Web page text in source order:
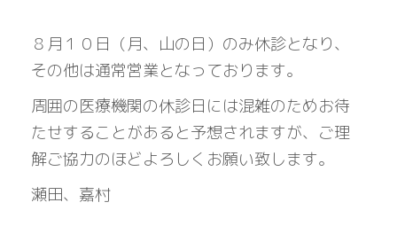
８月１０日（月、山の日）のみ休診となり、
その他は通常営業となっております。
周囲の医療機関の休診日には混雑のためお待
たせすることがあると予想されますが、ご理
解ご協力のほどよろしくお願い致します。
瀬田、嘉村